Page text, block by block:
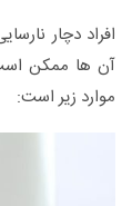
افراد دچار
آن ها ممکن
موارد زیر است: